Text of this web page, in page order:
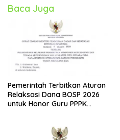
Baca Juga
Pemerintah Terbitkan Aturan
Relaksasi Dana BOSP 2026
untuk Honor Guru PPPK